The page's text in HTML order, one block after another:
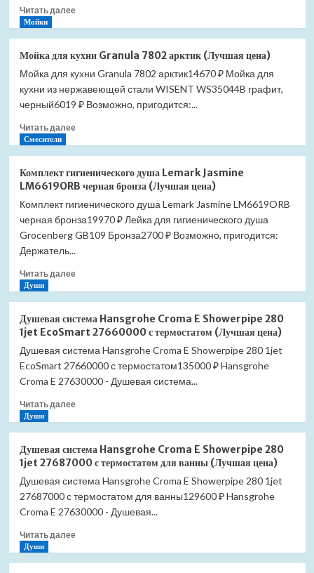
Читать далееПрочитать
для
кухни
Granula
7802
(Лучшая
Мойки
Мойка для кухни Granula 7802 арктик (Лучшая цена)
Мойка для кухни Granula 7802 арктик14670 ₽ Мойка для
кухни из нержавеющей стали WISENT WS35044B графит,
черный6019 ₽ Возможно, пригодится:...
Читать далееПрочитать
для
кухни
Granula
7802
арктик
Смесители
Комплект гигиенического душа Lemark Jasmine
LM6619ORB черная бронза (Лучшая цена)
Комплект гигиенического душа Lemark Jasmine LM6619ORB
черная бронза19970 ₽ Лейка для гигиенического душа
Grocenberg GB109 Бронза2700 ₽ Возможно, пригодится:
Держатель...
Читать далееПрочитать
гигиенического
душа
Lemark
Jasmine
LM6619ORB
бронза
цена)
Души
Душевая система Hansgrohe Croma E Showerpipe 280
1jet EcoSmart 27660000 с термостатом (Лучшая цена)
Душевая система Hansgrohe Croma E Showerpipe 280 1jet
EcoSmart 27660000 с термостатом135000 ₽ Hansgrohe
Croma E 27630000 - Душевая система...
Читать далееПрочитать
система
Hansgrohe
Croma
E
Showerpipe
1jet
27660000
Души
Душевая система Hansgrohe Croma E Showerpipe 280
1jet 27687000 с термостатом для ванны (Лучшая цена)
Душевая система Hansgrohe Croma E Showerpipe 280 1jet
27687000 с термостатом для ванны129600 ₽ Hansgrohe
Croma E 27630000 - Душевая...
Читать далееПрочитать
Души